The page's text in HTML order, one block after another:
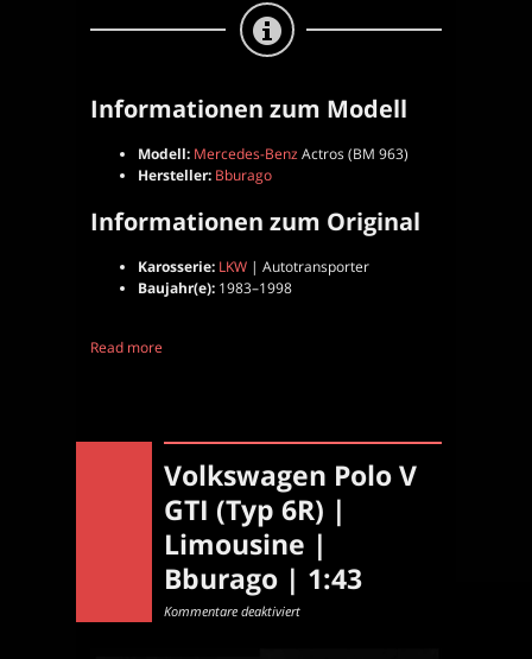
Informationen zum Modell
Modell: Mercedes-BenzActros (BM 963)
Hersteller: Bburago
Informationen zum Original
Karosserie: LKW | Autotransporter
Baujahr(e): 1983–1998
Read more
Volkswagen Polo V
GTI (Typ 6R) |
Limousine |
Bburago | 1:43
Kommentare deaktiviertfür